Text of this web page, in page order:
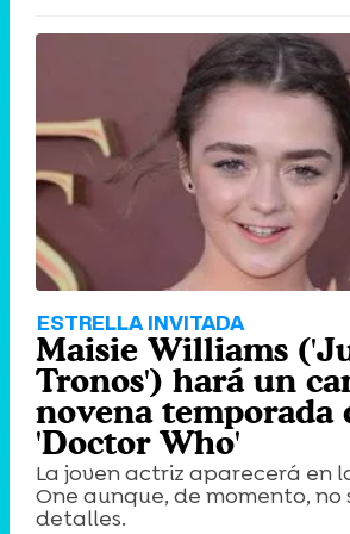
ESTRELLA INVITADA
Maisie Williams
Tronos') hará un
novena temporada
'Doctor Who'
La joven actriz aparecerá en
One aunque, de momento, no
detalles.